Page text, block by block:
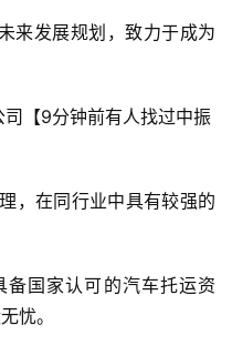
来发展规划，致力于成为
，在同行业中具有较强的
国家认可的汽车托运资
忧。